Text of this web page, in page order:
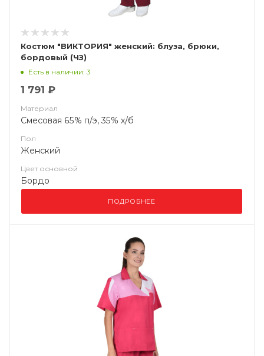
Костюм "ВИКТОРИЯ" женский: блуза, брюки,
бордовый (ЧЗ)
Есть в наличии: 3
1 791 ₽
Материал
Смесовая 65% п/э, 35% х/б
Пол
Женский
Цвет основной
Бордо
ПОДРОБНЕЕ